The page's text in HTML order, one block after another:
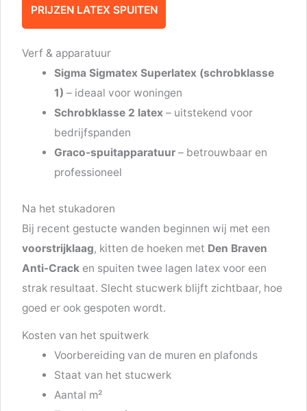
PRIJZEN LATEX SPUITEN
Verf & apparatuur
Sigma Sigmatex Superlatex (schrobklasse
1) – ideaal voor woningen
Schrobklasse 2 latex– uitstekend voor
bedrijfspanden
Graco-spuitapparatuur– betrouwbaar en
professioneel
Na het stukadoren
Bij recent gestucte wanden beginnen wij met een
voorstrijklaag, kitten de hoeken met Den Braven
Anti-Crack en spuiten twee lagen latex voor een
strak resultaat. Slecht stucwerk blijft zichtbaar, hoe
goed er ook gespoten wordt.
Kosten van het spuitwerk
Voorbereiding van de muren en plafonds
Staat van het stucwerk
Aantal m²